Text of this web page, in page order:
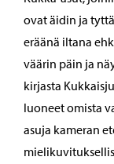
ovat äidin ja
eräänä iltana
väärin päin ja
kirjasta
luoneet omista
asuja kameran